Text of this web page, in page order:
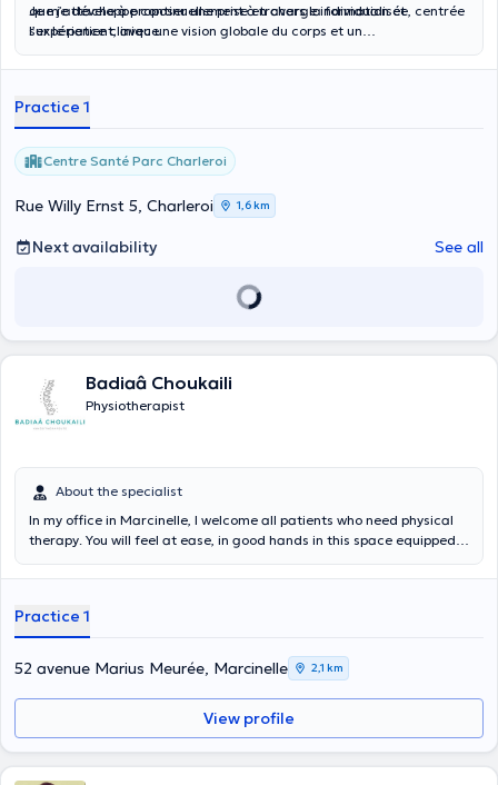
que je développe continuellement à travers la formation et
l’expérience clinique.
Je m’attache à proposer une prise en charge individualisée, centrée
sur le patient, avec une vision globale du corps et un
Practice 1
Centre Santé Parc Charleroi
Rue Willy Ernst 5, Charleroi 1,6 km
Next availability See all
Badiaâ Choukaili
Physiotherapist
About the specialist
In my office in Marcinelle, I welcome all patients who need physical
therapy. You will feel at ease, in good hands in this space equipped
getting around, I will come to your home to provide professional
area, contact Badiaâ Choukaïli, an experienced physical therapist
today.
Practice 1
52 avenue Marius Meurée, Marcinelle 2,1 km
View profile